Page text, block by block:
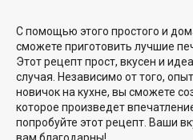
С помощью этого простого и
сможете приготовить лучшие
Этот рецепт прост, вкусен и
случая. Независимо от того,
новичок на кухне, вы сможете
которое произведет
попробуйте этот рецепт. Ваши
вам благодарны!